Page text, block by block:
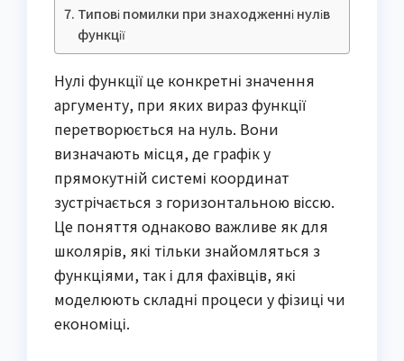
Типові помилки при знаходженні нулів
функції
Нулі функції це конкретні значення
аргументу, при яких вираз функції
перетворюється на нуль. Вони
визначають місця, де графік у
прямокутній системі координат
зустрічається з горизонтальною віссю.
Це поняття однаково важливе як для
школярів, які тільки знайомляться з
функціями, так і для фахівців, які
моделюють складні процеси у фізиці чи
економіці.